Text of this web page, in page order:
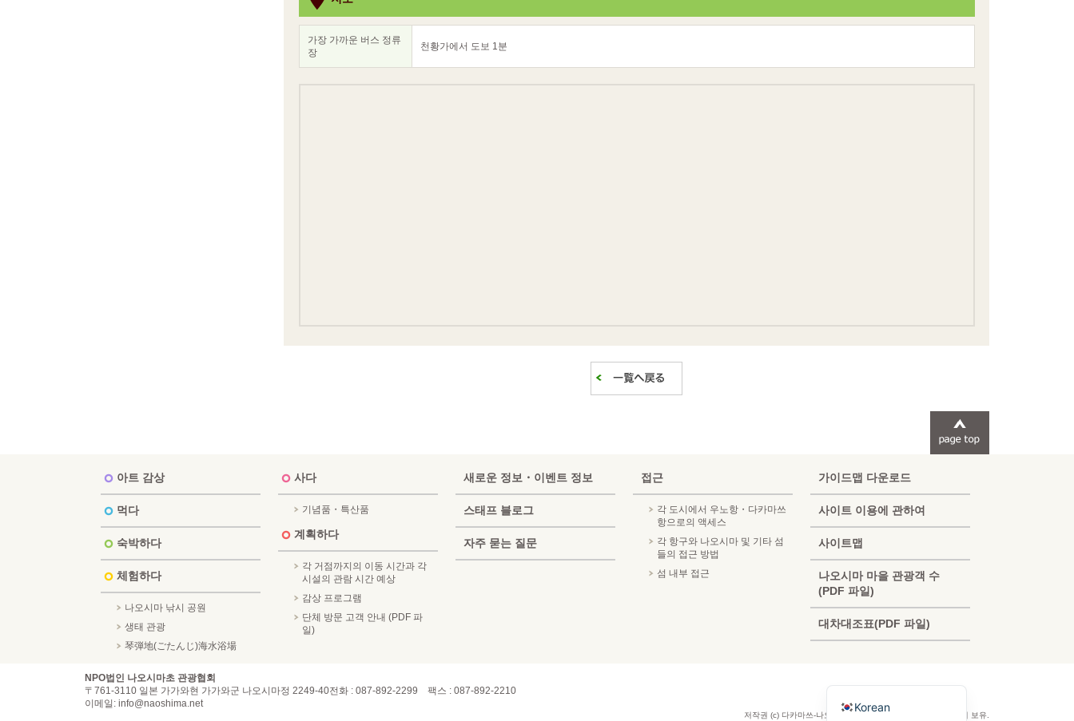
가장 가까운 버스 정류
장
천황가에서 도보 1분
아트 감상
먹다
숙박하다
체험하다
나오시마 낚시 공원
생태 관광
琴弾地(ごたんじ)海水浴場
사다
기념품・특산품
계획하다
각 거점까지의 이동 시간과 각
시설의 관람 시간 예상
감상 프로그램
단체 방문 고객 안내 (PDF 파
일)
새로운 정보・이벤트 정보
스태프 블로그
자주 묻는 질문
접근
각 도시에서 우노항・다카마쓰
항으로의 액세스
각 항구와 나오시마 및 기타 섬
들의 접근 방법
섬 내부 접근
가이드맵 다운로드
사이트 이용에 관하여
사이트맵
나오시마 마을 관광객 수
(PDF 파일)
대차대조표(PDF 파일)
NPO법인 나오시마초 관광협회
〒761-3110 일본 가가와현 가가와군 나오시마정 2249-40전화 : 087-892-2299 팩스 : 087-892-2210
이메일: info@naoshima.net
저작권 (c) 다카마쓰-나오시마 관광 협회 공식 사이트. 모든 권리 보유.
Korean
Chinese (China)
Chinese (Taiwan)
French